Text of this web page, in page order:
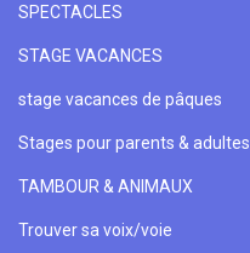
SPECTACLES
STAGE VACANCES
stage vacances de pâques
Stages pour parents & adultes
TAMBOUR & ANIMAUX
Trouver sa voix/voie